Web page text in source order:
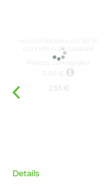
connettore coassiale
Prezzo consigliato
3,99 €
2,53 €
Details